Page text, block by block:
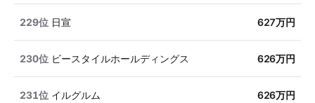
229位 日宣 627万円
230位 ビースタイルホールディングス 626万円
231位 イルグルム 626万円